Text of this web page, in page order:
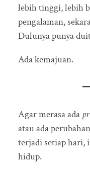
lebih tinggi, lebih
pengalaman,
Dulunya punya
Ada kemajuan.
Agar merasa ada
atau ada
terjadi setiap hari,
hidup.